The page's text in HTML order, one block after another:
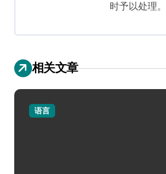
时予以处理。
相关文章
语言